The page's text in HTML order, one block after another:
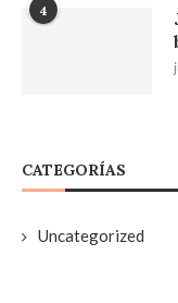
4
CATEGORÍAS
Uncategorized